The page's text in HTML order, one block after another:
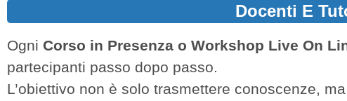
Docenti E
Ogni Corso in Presenza o Workshop Live On
partecipanti passo dopo passo.
L’obiettivo non è solo trasmettere conoscenze,